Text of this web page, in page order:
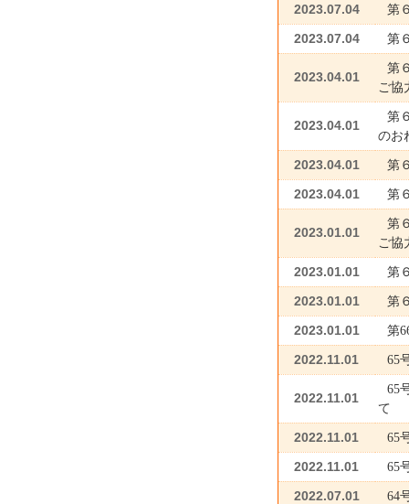
2023.07.04 第
2023.07.04 第
2023.04.01
第
ご協
2023.04.01
第
のお
2023.04.01 第
2023.04.01 第
2023.01.01
第
ご協
2023.01.01 第
2023.01.01 第
2023.01.01 第
2022.11.01 65
2022.11.01
65
て
2022.11.01 65
2022.11.01 65
2022.07.01 64